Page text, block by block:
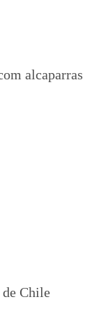
alcaparras
de Chile